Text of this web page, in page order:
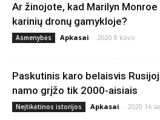
Ar žinojote, kad Marilyn
karinių dronų gamykloje?
Asmenybės Apkasai - 2020 8 kovo
Paskutinis karo belaisvis
namo grįžo tik 2000-aisiais
Neįtikėtinos istorijos Apkasai - 2020 16